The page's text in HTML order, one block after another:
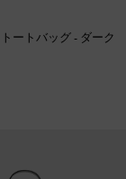
ートバッグ- ダーク